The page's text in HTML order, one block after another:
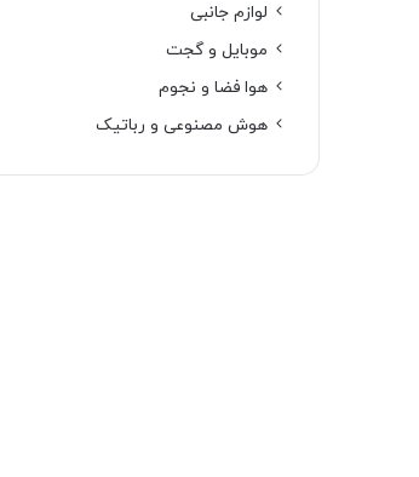
لوازم جانبی
موبایل و گجت
هوا فضا و نجوم
هوش مصنوعی و رباتیک